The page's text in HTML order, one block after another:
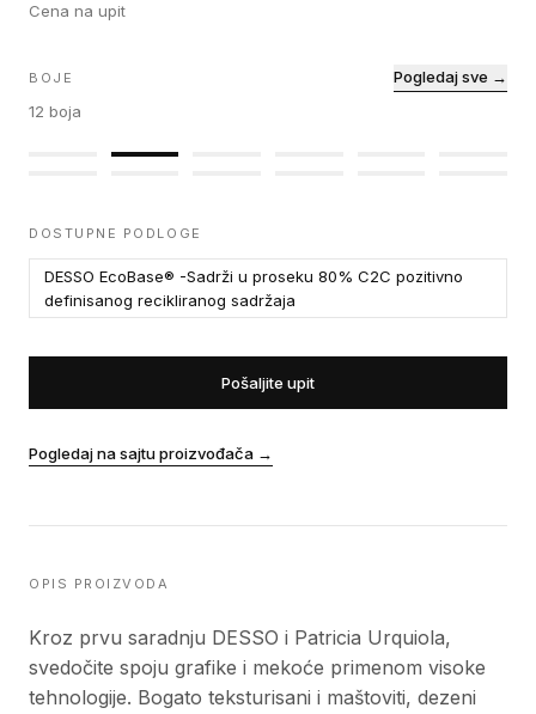
Cena na upit
BOJE
12 boja
Pogledaj sve →
DOSTUPNE PODLOGE
DESSO EcoBase® -Sadrži u proseku 80% C2C pozitivno
definisanog recikliranog sadržaja
Pošaljite upit
Pogledaj na sajtu proizvođača →
OPIS PROIZVODA
Kroz prvu saradnju DESSO i Patricia Urquiola,
svedočite spoju grafike i mekoće primenom visoke
tehnologije. Bogato teksturisani i maštoviti, dezeni